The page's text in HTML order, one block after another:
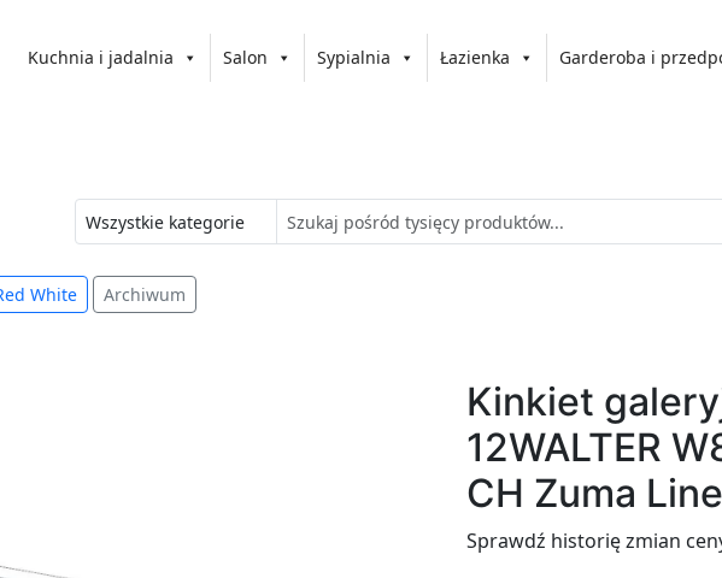
Kuchnia i jadalnia Salon Sypialnia Łazienka Garderoba i
White Archiwum
Kinkiet
12WALTER
CH Zuma Line
Sprawdź historię zmian